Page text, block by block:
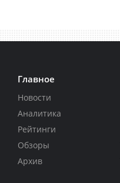
Главное
Новости
Аналитика
Рейтинги
Обзоры
Архив